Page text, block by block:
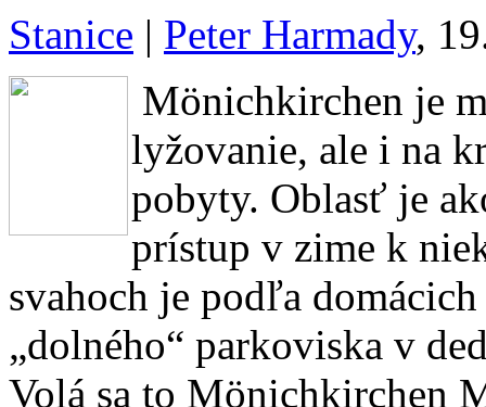
Stanice | Peter Harmady,
Mönichkirchen je
lyžovanie, ale i na
pobyty. Oblasť je
prístup v zime k
svahoch je podľa
„dolného“ parkoviska v
Volá sa to Mönichkirchen